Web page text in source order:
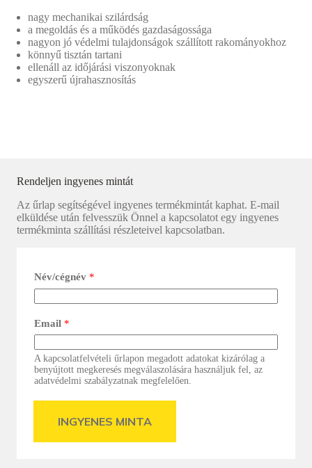
nagy mechanikai szilárdság
a megoldás és a működés gazdaságossága
nagyon jó védelmi tulajdonságok szállított rakományokhoz
könnyű tisztán tartani
ellenáll az időjárási viszonyoknak
egyszerű újrahasznosítás
Rendeljen ingyenes mintát
Az űrlap segítségével ingyenes termékmintát kaphat. E-mail
elküldése után felvesszük Önnel a kapcsolatot egy ingyenes
termékminta szállítási részleteivel kapcsolatban.
Név/cégnév *
Email *
A kapcsolatfelvételi űrlapon megadott adatokat kizárólag a
benyújtott megkeresés megválaszolására használjuk fel, az
adatvédelmi szabályzatnak megfelelően.
INGYENES MINTA